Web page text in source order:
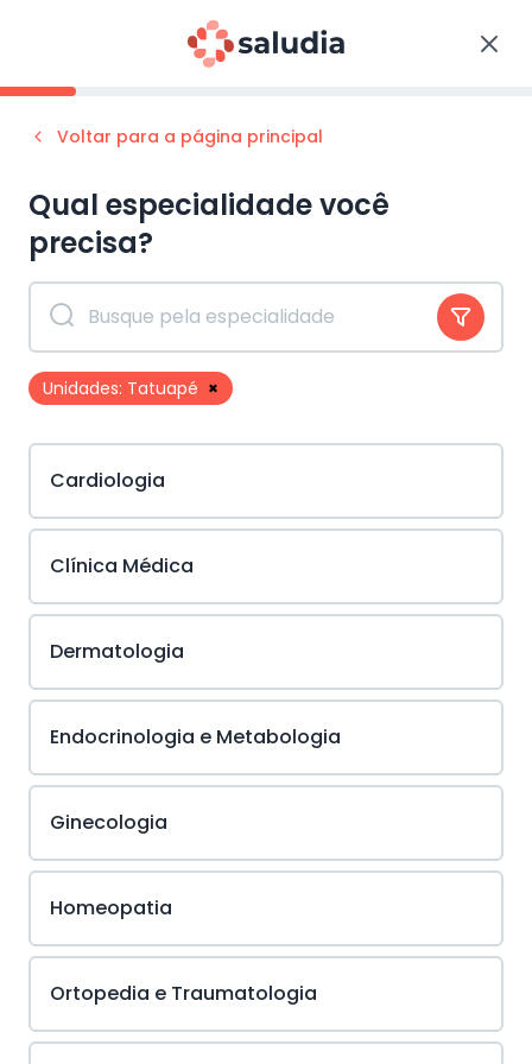
Voltar para a página principal
Qual especialidade você
precisa?
Unidades: Tatuapé ×
Cardiologia
Clínica Médica
Dermatologia
Endocrinologia e Metabologia
Ginecologia
Homeopatia
Ortopedia e Traumatologia